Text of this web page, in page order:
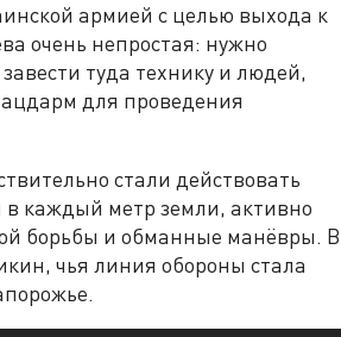
армией с целью выхода к
очень непростая: нужно
туда технику и людей,
для проведения
стали действовать
в каждый метр земли, активно
борьбы и обманные манёвры. В
чья линия обороны стала